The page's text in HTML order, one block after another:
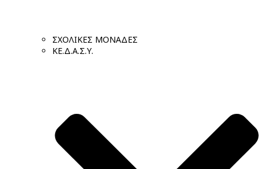
ΣΧΟΛΙΚΕΣ ΜΟΝΑΔΕΣ
ΚΕ.Δ.Α.Σ.Υ.